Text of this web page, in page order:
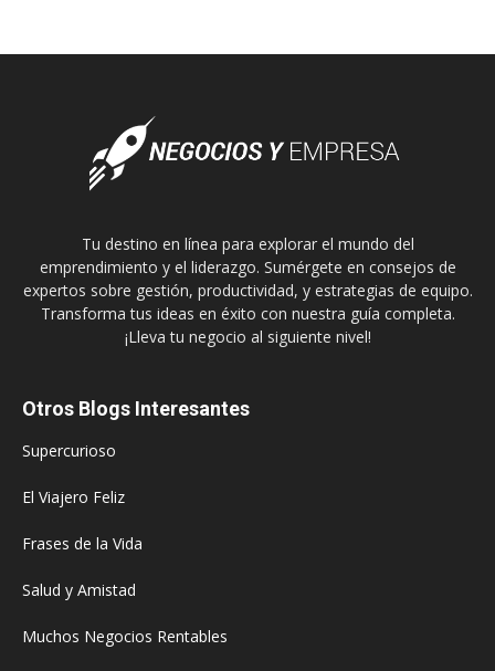
Tu destino en línea para explorar el mundo del
emprendimiento y el liderazgo. Sumérgete en consejos de
expertos sobre gestión, productividad, y estrategias de equipo.
Transforma tus ideas en éxito con nuestra guía completa.
¡Lleva tu negocio al siguiente nivel!
Otros Blogs Interesantes
Supercurioso
El Viajero Feliz
Frases de la Vida
Salud y Amistad
Muchos Negocios Rentables